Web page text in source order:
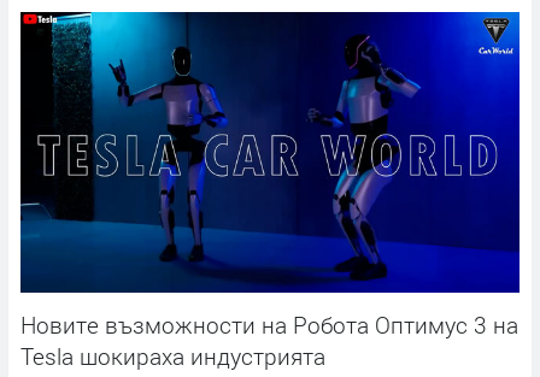
Новите възможности на Робота Оптимус 3 на
Tesla шокираха индустрията